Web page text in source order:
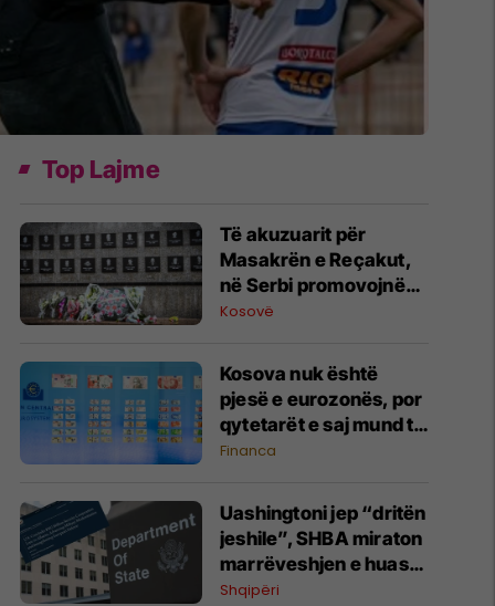
Top Lajme
Të akuzuarit për
Masakrën e Reçakut,
në Serbi promovojnë
mohimin e krimit
Kosovë
Kosova nuk është
pjesë e eurozonës, por
qytetarët e saj mund të
votojnë për dizajnin e ri
euro
Financa
Uashingtoni jep “dritën
jeshile”, SHBA miraton
marrëveshjen e huasë
prej 302 milionë
Shqipëri